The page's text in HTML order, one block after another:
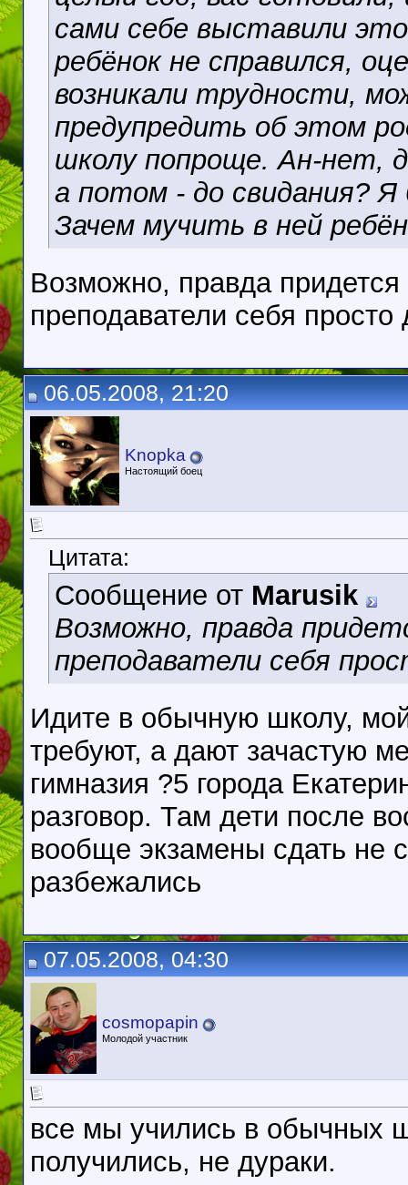
сами себе выставили
ребёнок не справился,
возникали трудности,
предупредить об этом
школу попроще. Ан-нет,
а потом - до свидания?
Зачем мучить в ней
Возможно, правда
преподаватели себя просто
06.05.2008, 21:20
Knopka
Настоящий боец
Цитата:
Сообщение от Marusik
Возможно, правда
преподаватели себя
Идите в обычную школу,
требуют, а дают зачастую
гимназия ?5 города
разговор. Там дети после
вообще экзамены сдать не
разбежались
07.05.2008, 04:30
cosmopapin
Молодой участник
все мы учились в обычных
получились, не дураки.